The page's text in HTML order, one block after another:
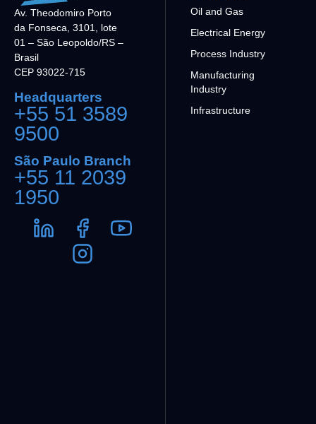
Av. Theodomiro Porto
da Fonseca, 3101, lote
01 – São Leopoldo/RS –
Brasil
CEP 93022-715
Headquarters
+55 51 3589
9500
São Paulo Branch
+55 11 2039
1950
Oil and Gas
Electrical Energy
Process Industry
Manufacturing
Industry
Infrastructure